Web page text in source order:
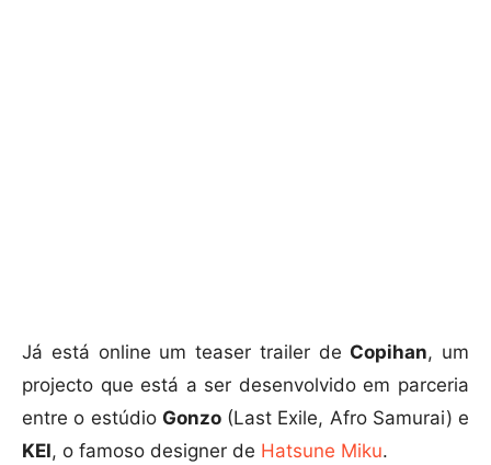
Já está online um teaser trailer de Copihan, um
projecto que está a ser desenvolvido em parceria
entre o estúdio Gonzo(Last Exile, Afro Samurai) e
KEI, o famoso designer de Hatsune Miku.